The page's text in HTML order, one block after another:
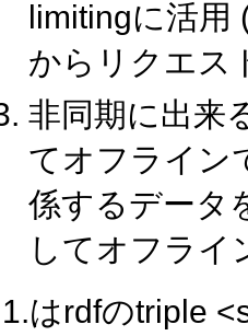
limitingに活
からリクエス
非同期に出来
てオフライン
係するデータ
してオフライ
1.はrdfのtriple